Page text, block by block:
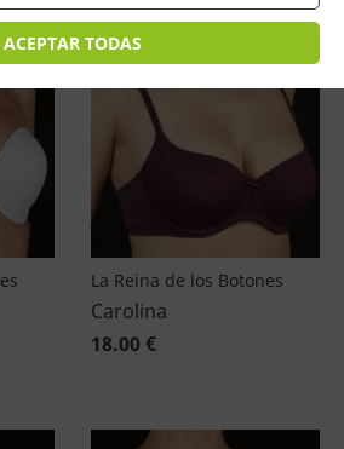
ACEPTAR TODAS
La Reina de los Botones
Carolina
18.00 €